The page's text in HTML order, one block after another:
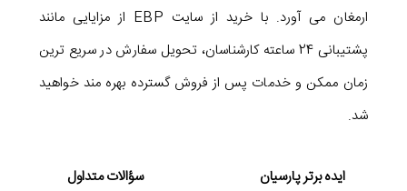
ارمغان می آورد. با خرید از سایت EBP از مزایایی مانند
پشتیبانی 24 ساعته کارشناسان، تحویل سفارش در سریع ترین
زمان ممکن و خدمات پس از فروش گسترده بهره مند خواهید
شد.
ایده برتر پارسیان سؤالات متداول